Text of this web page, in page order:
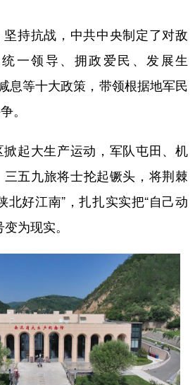
持抗战，中共中央制定了对敌
一领导、拥政爱民、发展生
息等十大政策，带领根据地军民
。
起大生产运动，军队屯田、机
五九旅将士抡起镢头，将荆棘
北好江南”，扎扎实实把“自己动
为现实。